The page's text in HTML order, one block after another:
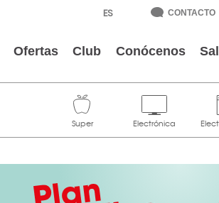
CONTACTO
Ofertas Club Conócenos